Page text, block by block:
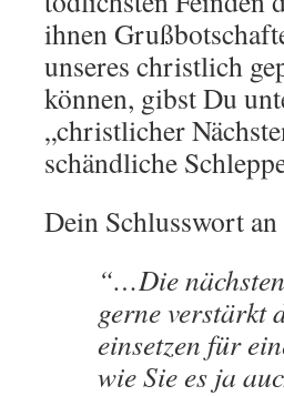
ihnen
unseres christlich
können, gibst Du
„christlicher
schändliche
Dein Schlusswort an
“…Die
gerne verstärkt
einsetzen für
wie Sie es ja